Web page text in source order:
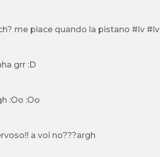
me piace quando la pistano #lv #lv
grr :D
:Oo :Oo
a voi no???argh